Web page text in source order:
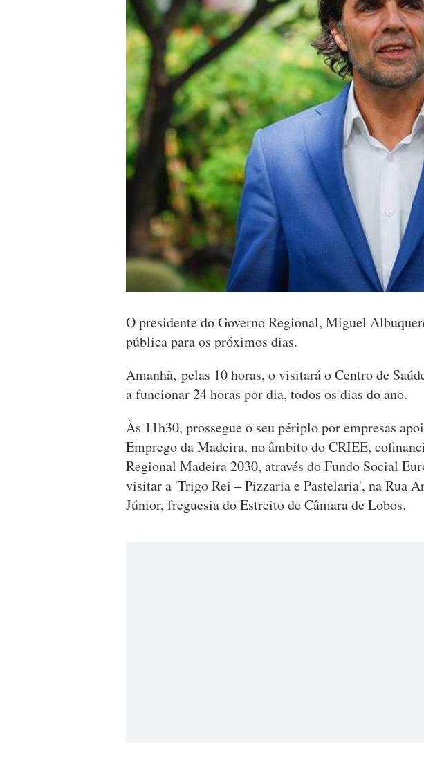
O presidente do Governo Regional, Miguel
pública para os próximos dias.
Amanhã, pelas 10 horas, o visitará o Centro de
a funcionar 24 horas por dia, todos os dias do ano.
Às 11h30, prossegue o seu périplo por empresas
Emprego da Madeira, no âmbito do CRIEE,
Regional Madeira 2030, através do Fundo Social
visitar a 'Trigo Rei – Pizzaria e Pastelaria', na Rua
Júnior, freguesia do Estreito de Câmara de Lobos.